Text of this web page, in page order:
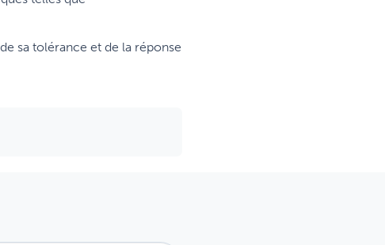
sa tolérance et de la réponse